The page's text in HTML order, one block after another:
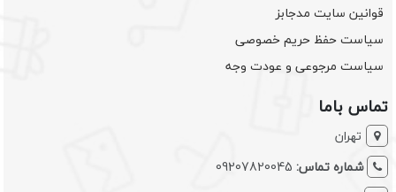
قوانین سایت مدجابز
سیاست حفظ حریم خصوصی
سیاست مرجوعی و عودت وجه
تماس باما
تهران
شماره تماس: 09207820045